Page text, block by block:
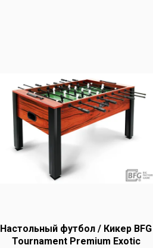
Настольный футбол / Кикер BFG
Tournament Premium Exotic